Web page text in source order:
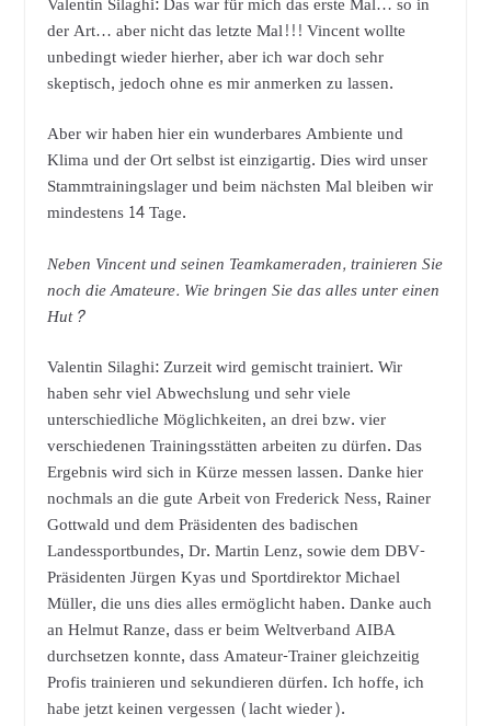
der Art… aber nicht das letzte Mal!!! Vincent wollte
unbedingt wieder hierher, aber ich war doch sehr
skeptisch, jedoch ohne es mir anmerken zu lassen.
Aber wir haben hier ein wunderbares Ambiente und
Klima und der Ort selbst ist einzigartig. Dies wird unser
Stammtrainingslager und beim nächsten Mal bleiben wir
mindestens 14 Tage.
Neben Vincent und seinen Teamkameraden, trainieren Sie
noch die Amateure. Wie bringen Sie das alles unter einen
Hut?
Valentin Silaghi: Zurzeit wird gemischt trainiert. Wir
haben sehr viel Abwechslung und sehr viele
unterschiedliche Möglichkeiten, an drei bzw. vier
verschiedenen Trainingsstätten arbeiten zu dürfen. Das
Ergebnis wird sich in Kürze messen lassen. Danke hier
nochmals an die gute Arbeit von Frederick Ness, Rainer
Gottwald und dem Präsidenten des badischen
Landessportbundes, Dr. Martin Lenz, sowie dem DBV-
Präsidenten Jürgen Kyas und Sportdirektor Michael
Müller, die uns dies alles ermöglicht haben. Danke auch
an Helmut Ranze, dass er beim Weltverband AIBA
durchsetzen konnte, dass Amateur-Trainer gleichzeitig
Profis trainieren und sekundieren dürfen. Ich hoffe, ich
habe jetzt keinen vergessen (lacht wieder).